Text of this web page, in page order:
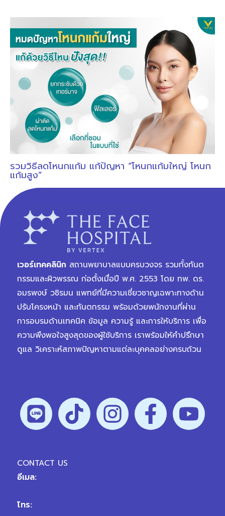
รวมวิธีลดโหนกแก้ม แก้ปัญหา “โหนกแก้มใหญ่ โหนก
แก้มสูง”
เวอร์เทคคลินิก สถานพยาบาลแบบครบวงจร รวมทั้งทันต
กรรมและผิวพรรณ ก่อตั้งเมื่อปี พ.ศ. 2553 โดย ทพ. ดร.
อมรพงษ์ วชิรมน แพทย์ที่มีความเชี่ยวชาญเฉพาะทางด้าน
ปรับโครงหน้า และทันตกรรม พร้อมด้วยพนักงานที่ผ่าน
การอบรมด้านเทคนิค ข้อมูล ความรู้ และการให้บริการ เพื่อ
ความพึงพอใจสูงสุดของผู้ใช้บริการ เราพร้อมให้คำปรึกษา
ดูแล วิเคราะห์สภาพปัญหาตามแต่ละบุคคลอย่างครบถ้วน
CONTACT US
อีเมล:
โทร: